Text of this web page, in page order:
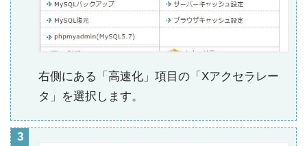
右側にある「高速化」項目の「Xアクセラレー
タ」を選択します。